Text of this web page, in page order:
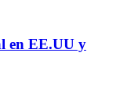
en EE.UU y